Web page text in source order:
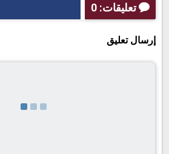
تعليقات: 0
إرسال تعليق